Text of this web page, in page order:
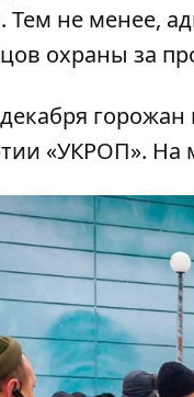
Тем не менее,
охраны за
горожан
«УКРОП». На